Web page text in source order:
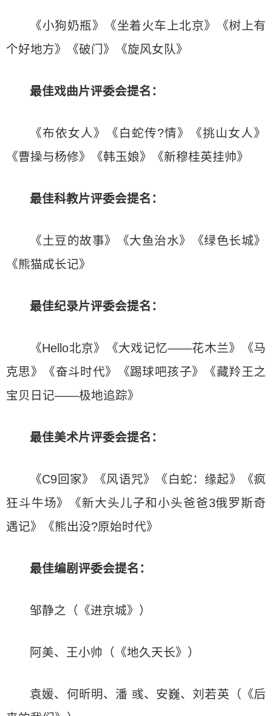
《小狗奶瓶》《坐着火车上北京》《树上有
个好地方》《破门》《旋风女队》
最佳戏曲片评委会提名：
《布依女人》《白蛇传?情》《挑山女人》
《曹操与杨修》《韩玉娘》《新穆桂英挂帅》
最佳科教片评委会提名：
《土豆的故事》《大鱼治水》《绿色长城》
《熊猫成长记》
最佳纪录片评委会提名：
《Hello北京》《大戏记忆——花木兰》《马
克思》《奋斗时代》《踢球吧孩子》《藏羚王之
宝贝日记——极地追踪》
最佳美术片评委会提名：
《C9回家》《风语咒》《白蛇：缘起》《疯
狂斗牛场》《新大头儿子和小头爸爸3俄罗斯奇
遇记》《熊出没?原始时代》
最佳编剧评委会提名：
邹静之（《进京城》）
阿美、王小帅（《地久天长》）
袁媛、何昕明、潘 彧、安巍、刘若英（《后